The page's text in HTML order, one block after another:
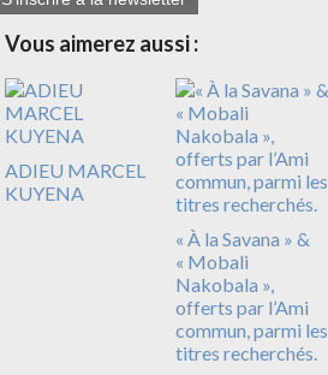
Vous aimerez aussi :
ADIEU MARCEL
KUYENA
« À la Savana » &
« Mobali
Nakobala »,
offerts par l’Ami
commun, parmi les
titres recherchés.